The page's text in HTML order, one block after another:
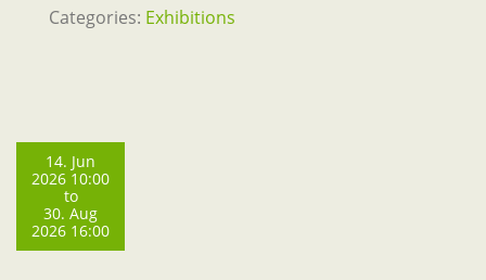
Categories: Exhibitions
14. Jun
2026 10:00
to
30. Aug
2026 16:00